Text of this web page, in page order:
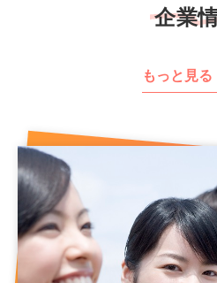
企業
もっと見る